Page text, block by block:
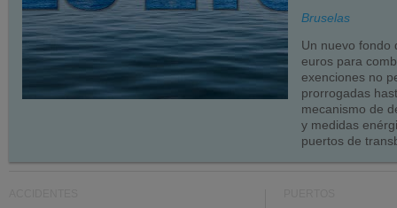
Bruselas
Un nuevo fondo
euros para
exenciones no
prorrogadas
mecanismo de
y medidas
puertos de